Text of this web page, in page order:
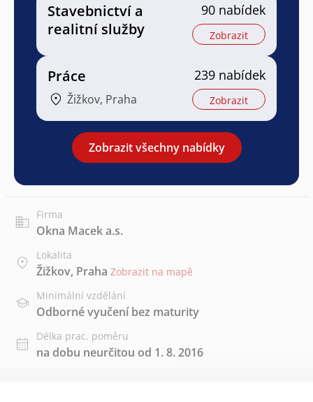
Stavebnictví a
realitní služby
90 nabídek
Zobrazit
Práce
Žižkov, Praha
239 nabídek
Zobrazit
Zobrazit všechny nabídky
Firma
Okna Macek a.s.
Lokalita
Žižkov, Praha Zobrazit na mapě
Minimální vzdělání
Odborné vyučení bez maturity
Délka prac. poměru
na dobu neurčitou od 1. 8. 2016